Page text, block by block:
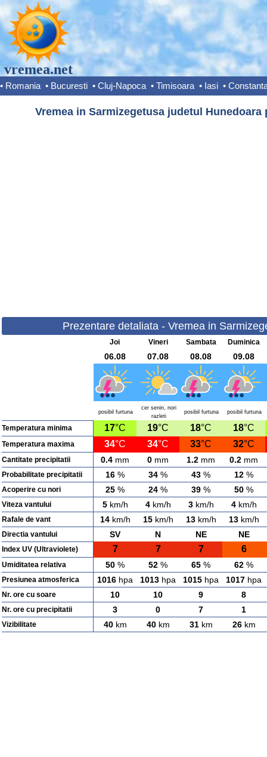
vremea.net
• Romania • Bucuresti • Cluj-Napoca • Timisoara • Iasi •
Vremea in Sarmizegetusa judetul
Prezentare detaliata - Vremea in
Joi Vineri Sambata Duminica
06.08 07.08 08.08 09.08
posibil furtuna
cer senin, nori
razleti
posibil furtuna posibil furtuna
Temperatura minima 17°C 19°C 18°C 18°C
Temperatura maxima 34°C 34°C 33°C 32°C
Cantitate precipitatii 0.4 mm 0 mm 1.2 mm 0.2 mm
Probabilitate precipitatii 16 % 34 % 43 % 12 %
Acoperire cu nori 25 % 24 % 39 % 50 %
Viteza vantului 5km/h 4km/h 3km/h 4km/h
Rafale de vant 14km/h 15km/h 13km/h 13km/h
Directia vantului SV N NE NE
Index UV (Ultraviolete) 7 7 7 6
Umiditatea relativa 50 % 52 % 65 % 62 %
Presiunea atmosferica 1016 hpa 1013 hpa 1015 hpa 1017 hpa
Nr. ore cu soare 10 10 9 8
Nr. ore cu precipitatii 3 0 7 1
Vizibilitate 40km 40km 31km 26km